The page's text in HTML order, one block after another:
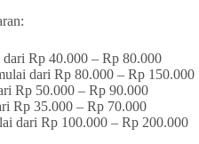
Rp 40.000 – Rp 80.000
dari Rp 80.000 – Rp 150.000
Rp 50.000 – Rp 90.000
Rp 35.000 – Rp 70.000
dari Rp 100.000 – Rp 200.000